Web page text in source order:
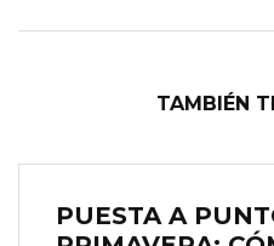
TAMBIÉN
PUESTA A